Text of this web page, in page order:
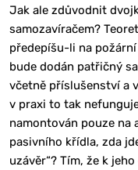
Jak ale zdůvodnit
samozavíračem?
předepíšu-li na
bude dodán patřičný
včetně příslušenství a
v praxi to tak
namontován pouze
pasivního křídla, zda
uzávěr“? Tím, že k